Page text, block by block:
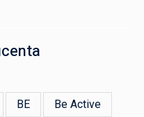
BE Be Active